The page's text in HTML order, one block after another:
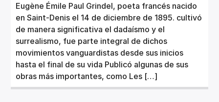
Eugène Émile Paul Grindel, poeta francés nacido
en Saint-Denis el 14 de diciembre de 1895. cultivó
de manera significativa el dadaísmo y el
surrealismo, fue parte integral de dichos
movimientos vanguardistas desde sus inicios
hasta el final de su vida Publicó algunas de sus
obras más importantes, como Les […]